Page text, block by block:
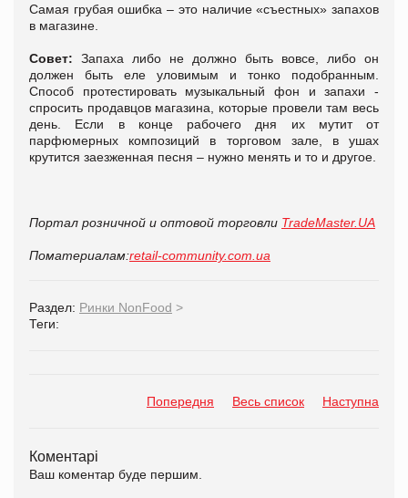
Самая грубая ошибка – это наличие «съестных» запахов
в магазине.
Совет: Запаха либо не должно быть вовсе, либо он
должен быть еле уловимым и тонко подобранным.
Способ протестировать музыкальный фон и запахи -
спросить продавцов магазина, которые провели там весь
день. Если в конце рабочего дня их мутит от
парфюмерных композиций в торговом зале, в ушах
крутится заезженная песня – нужно менять и то и другое.
Портал розничной и оптовой торговли TradeMaster.UA
Поматериалам:retail-community.com.ua
Раздел: Ринки NonFood >
Теги:
Попередня Весь список Наступна
Коментарі
Ваш коментар буде першим.